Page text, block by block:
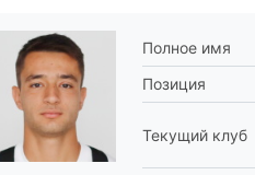
Полное имя
Позиция
Текущий клуб